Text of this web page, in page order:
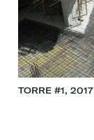
TORRE #1, 2017